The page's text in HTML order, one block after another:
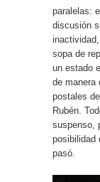
paralelas:
discusión
sopa de
un estado
de manera
postales
Rubén.
suspenso,
posibilidad
pasó.